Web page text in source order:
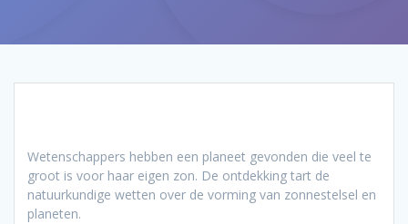
Wetenschappers hebben een planeet gevonden die veel te
groot is voor haar eigen zon. De ontdekking tart de
natuurkundige wetten over de vorming van zonnestelsel en
planeten.